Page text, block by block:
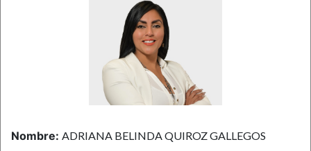
Nombre: ADRIANA BELINDA QUIROZ GALLEGOS